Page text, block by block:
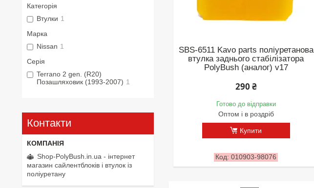
SBS-6511 Kavo parts поліуретанова
втулка заднього стабілізатора
PolyBush (аналог) v17
290 ₴
Готово до відправки
Оптом і в роздріб
Купити
010903-98076
Категорія
Втулки 1
Марка
Nissan 1
Серія
Terrano 2 gen. (R20)
Позашляховик (1993-2007) 1
Контакти
Shop-PolyBush.in.ua - інтернет
магазин сайлентблоків і втулок із
поліуретану